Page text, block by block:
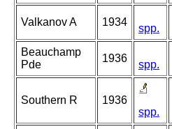
Valkanov A 1934
spp.
Beauchamp
Pde
1936
spp.
Southern R
1936
spp.